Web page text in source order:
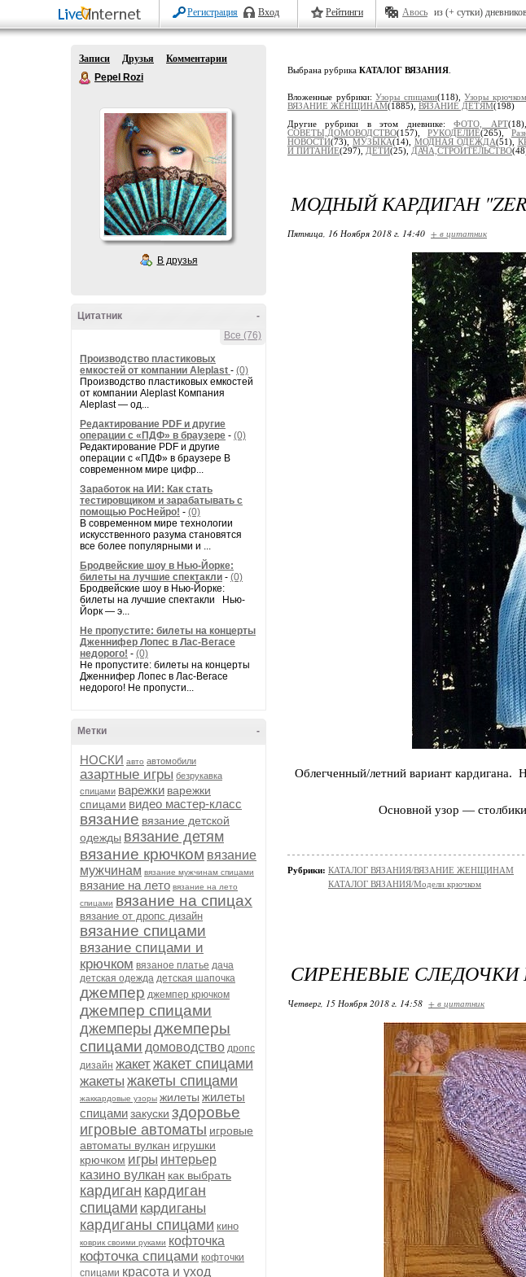
Регистрация Вход Рейтинги Авось из (+ сутки)
Записи Друзья
Комментарии
Pepel Rozi
В друзья
-
Цитатник
Все (76)
Производство пластиковых
емкостей от компании Aleplast - (0)
Производство пластиковых емкостей
от компании Aleplast Компания
Aleplast — од...
Редактирование PDF и другие
операции с «ПДФ» в браузере - (0)
Редактирование PDF и другие
операции с «ПДФ» в браузере В
современном мире цифр...
Заработок на ИИ: Как стать
тестировщиком и зарабатывать с
помощью РосНейро! - (0)
В современном мире технологии
искусственного разума становятся
все более популярными и ...
Бродвейские шоу в Нью-Йорке:
билеты на лучшие спектакли - (0)
Бродвейские шоу в Нью-Йорке:
билеты на лучшие спектакли Нью-
Йорк — э...
Не пропустите: билеты на концерты
Дженнифер Лопес в Лас-Вегасе
недорого! - (0)
Не пропустите: билеты на концерты
Дженнифер Лопес в Лас-Вегасе
недорого! Не пропусти...
-
Метки
НОСКИ авто автомобили
азартные игры безрукавка
спицами варежки варежки
спицами видео мастер-класс
вязание вязание детской
одежды вязание детям
вязание крючком вязание
мужчинам вязание мужчинам спицами
вязание на лето вязание на лето
спицами вязание на спицах
вязание от дропс дизайн
вязание спицами
вязание спицами и
крючком вязаное платье дача
детская одежда детская шапочка
джемпер джемпер крючком
джемпер спицами
джемперы джемперы
спицами домоводство дропс
дизайн жакетжакет спицами
жакеты жакеты спицами
жаккардовые узоры жилеты жилеты
спицамизакуски здоровье
игровые автоматы игровые
автоматы вулкан игрушки
крючком игры интерьер
казино вулкан как выбрать
кардиган кардиган
спицами кардиганы
кардиганы спицами кино
коврик своими руками кофточка
кофточка спицами кофточки
спицами красота и уход
Выбрана рубрика КАТАЛОГ ВЯЗАНИЯ
Вложенные рубрики:Узоры спицами(118),Узоры
ВЯЗАНИЕ ЖЕНЩИНАМ(1885), ВЯЗАНИЕ ДЕТЯМ(198)
Другие рубрики в этом дневнике:ФОТО, АРТ
СОВЕТЫ,ДОМОВОДСТВО(157), РУКОДЕЛИЕ(265),
НОВОСТИ(73), МУЗЫКА(14), МОДНАЯ ОДЕЖДА(51),
И ПИТАНИЕ(297), ДЕТИ(25), ДАЧА,СТРОИТЕЛЬСТВО
МОДНЫЙ КАРДИГАН
Пятница, 16 Ноября 2018 г. 14:40 + в цитатник
Облегченный/летний вариант
Основной узор —
Рубрики: КАТАЛОГ ВЯЗАНИЯ/ВЯЗАНИЕ ЖЕНЩИНАМ
КАТАЛОГ ВЯЗАНИЯ/Модели крючком
СИРЕНЕВЫЕ СЛЕДОЧКИ
Четверг, 15 Ноября 2018 г. 14:58 + в цитатник